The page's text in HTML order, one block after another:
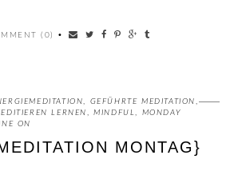
(0) •
GEFÜHRTE MEDITATION
LERNEN ,MINDFUL
MONDAY
ON
MONTAG}